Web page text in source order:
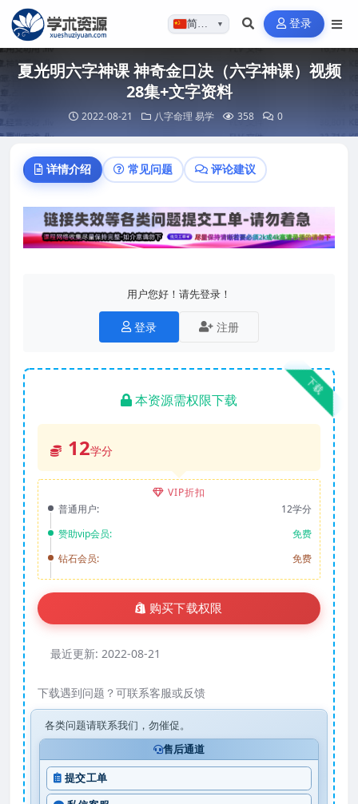
简体…▼ 登录
夏光明六字神课 神奇金口决（六字神课）视频
28集+文字资料
2022-08-21 八字命理 易学 358 0
详情介绍 常见问题 评论建议
用户您好！请先登录！
登录 注册
下载
本资源需权限下载
12学分
VIP折扣
普通用户:
12学分
赞助vip会员:
免费
钻石会员:
免费
购买下载权限
最近更新: 2022-08-21
下载遇到问题？可联系客服或反馈
各类问题请联系我们，勿催促。
售后通道
提交工单